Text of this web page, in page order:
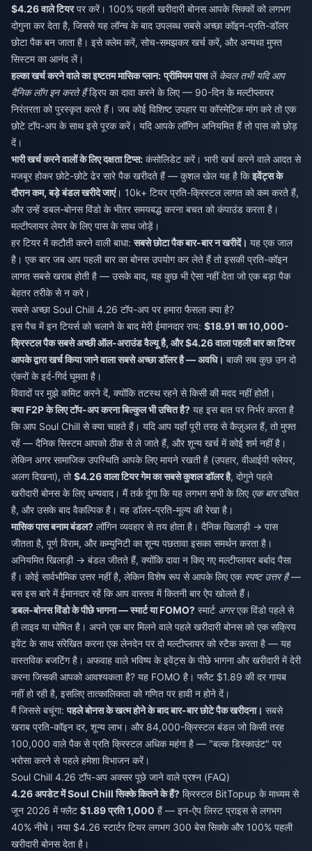
$4.26 वाले टियरपर करें। 100% पहली खरीदारी बोनस आपके सिक्कों को लगभग
दोगुना कर देता है, जिससे यह लॉन्च के बाद उपलब्ध सबसे अच्छा कॉइन-प्रति-डॉलर
छोटा पैक बन जाता है। इसे क्लेम करें, सोच-समझकर खर्च करें, और अन्यथा मुफ्त
सिस्टम का आनंद लें।
हल्का खर्च करने वाले का इष्टतम मासिक प्लान: प्रीमियम पासलें केवल तभी यदि आप
दैनिक लॉग इन करते हैंड्रिप का दावा करने के लिए — 90-दिन के मल्टीप्लायर
निरंतरता को पुरस्कृत करते हैं। जब कोई विशिष्ट उपहार या कॉस्मेटिक मांग करे तो एक
छोटे टॉप-अप के साथ इसे पूरक करें। यदि आपके लॉगिन अनियमित हैं तो पास को छोड़
दें।
भारी खर्च करने वालों के लिए दक्षता टिप्स: कंसोलिडेट करें। भारी खर्च करने वाले आदत से
मजबूर होकर छोटे-छोटे ढेर सारे पैक खरीदते हैं — कुशल खेल यह है किइवेंट्स के
दौरान कम, बड़े बंडल खरीदे जाएं। 10k+ टियर प्रति-क्रिस्टल लागत को कम करते हैं,
और उन्हें डबल-बोनस विंडो के भीतर समयबद्ध करना बचत को कंपाउंड करता है।
मल्टीप्लायर लेयर के लिए पास के साथ जोड़ें।
हर टियर में कटौती करने वाली बाधा:सबसे छोटा पैक बार-बार न खरीदें। यह एक जाल
है। एक बार जब आप पहली बार का बोनस उपयोग कर लेते हैं तो इसकी प्रति-कॉइन
लागत सबसे खराब होती है — उसके बाद, यह कुछ भी ऐसा नहीं देता जो एक बड़ा पैक
बेहतर तरीके से न करे।
सबसे अच्छा Soul Chill 4.26 टॉप-अप पर हमारा फैसला क्या है?
इस पैच में इन टियर्स को चलाने के बाद मेरी ईमानदार राय: $18.91 का 10,000-
क्रिस्टल पैक सबसे अच्छी ऑल-अराउंड वैल्यू है, और $4.26 वाला पहली बार का टियर
आपके द्वारा खर्च किया जाने वाला सबसे अच्छा डॉलर है — अवधि। बाकी सब कुछ उन दो
एंकरों के इर्द-गिर्द घूमता है।
विवादों पर मुझे कमिट करने दें, क्योंकि तटस्थ रहने से किसी की मदद नहीं होती।
क्या F2P के लिए टॉप-अप करना बिल्कुल भी उचित है? यह इस बात पर निर्भर करता है
कि आप Soul Chill से क्या चाहते हैं। यदि आप यहाँ पूरी तरह से कैज़ुअल हैं, तो मुफ्त
रहें — दैनिक सिस्टम आपको ठीक से ले जाते हैं, और शून्य खर्च में कोई शर्म नहीं है।
लेकिन अगर सामाजिक उपस्थिति आपके लिए मायने रखती है (उपहार, वीआईपी फ्लेयर,
अलग दिखना), तो$4.26 वाला टियर गेम का सबसे कुशल डॉलर है, दोगुने पहले
खरीदारी बोनस के लिए धन्यवाद। मैं तर्क दूंगा कि यह लगभग सभी के लिए एक बारउचित
है, और उसके बाद वैकल्पिक है। वह डॉलर-प्रति-मूल्य की रेखा है।
मासिक पास बनाम बंडल? लॉगिन व्यवहार से तय होता है। दैनिक खिलाड़ी → पास
जीतता है, पूर्ण विराम, और कम्युनिटी का शून्य पछतावा इसका समर्थन करता है।
अनियमित खिलाड़ी → बंडल जीतते हैं, क्योंकि दावा न किए गए मल्टीप्लायर बर्बाद पैसा
हैं। कोई सार्वभौमिक उत्तर नहीं है, लेकिन विशेष रूप से आपके लिए एक स्पष्ट उत्तर है—
बस इस बारे में ईमानदार रहें कि आप वास्तव में कितनी बार ऐप खोलते हैं।
डबल-बोनस विंडो के पीछे भागना — स्मार्ट या FOMO? स्मार्ट अगरएक विंडो पहले से
ही लाइव या घोषित है। अपने एक बार मिलने वाले पहले खरीदारी बोनस को एक सक्रिय
इवेंट के साथ संरेखित करना एक लेनदेन पर दो मल्टीप्लायर को स्टैक करता है — यह
वास्तविक बजटिंग है। अफवाह वाले भविष्य के इवेंट्स के पीछे भागना और खरीदारी में देरी
करना जिसकी आपको आवश्यकता है? यह FOMO है। फ्लैट $1.89 की दर गायब
नहीं हो रही है, इसलिए तात्कालिकता को गणित पर हावी न होने दें।
मैं जिससे बचूंगा:पहले बोनस के खत्म होने के बाद बार-बार छोटे पैक खरीदना। सबसे
खराब प्रति-कॉइन दर, शून्य लाभ। और 84,000-क्रिस्टल बंडल जो किसी तरह
100,000 वाले पैक से प्रति क्रिस्टल अधिक महंगा है — "बल्क डिस्काउंट" पर
भरोसा करने से पहले हमेशा विभाजन करें।
Soul Chill 4.26 टॉप-अप अक्सर पूछे जाने वाले प्रश्न (FAQ)
4.26 अपडेट में Soul Chill सिक्के कितने के हैं? क्रिस्टल BitTopup के माध्यम से
जून 2026 में फ्लैट $1.89 प्रति 1,000 हैं — इन-ऐप लिस्ट प्राइस से लगभग
40% नीचे। नया $4.26 स्टार्टर टियर लगभग 300 बेस सिक्के और 100% पहली
खरीदारी बोनस देता है।